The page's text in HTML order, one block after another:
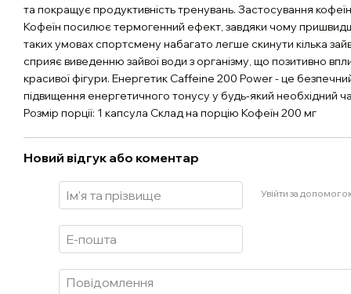
та покращує продуктивність тренувань. Застосування
Кофеїн посилює термогенний ефект, завдяки чому
таких умовах спортсмену набагато легше скинути кілька
сприяє виведенню зайвої води з організму, що позитивно
красивої фігури. Енергетик Caffeine 200 Power - це
підвищення енергетичного тонусу у будь-який необхідний
Розмір порції: 1 капсула Склад на порцію Кофеїн 200 мг
Новий відгук або коментар
Увійти за